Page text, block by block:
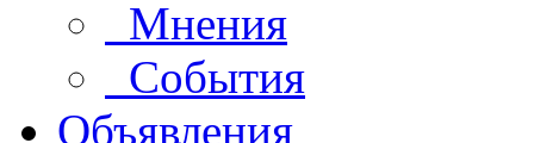
Мнения
События
Объявления